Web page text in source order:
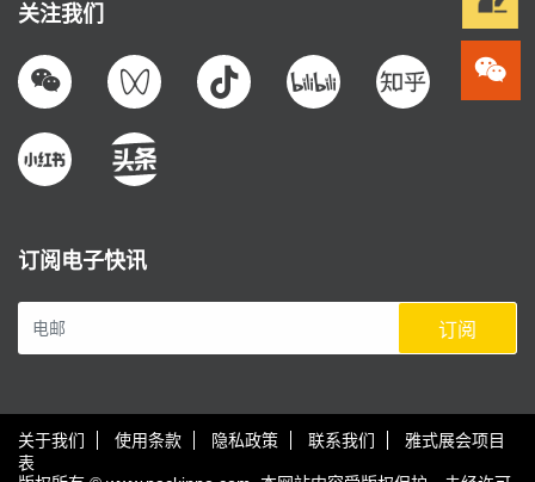
关注我们
订阅电子快讯
订阅
关于我们 使用条款 隐私政策 联系我们
雅式展会项目
表